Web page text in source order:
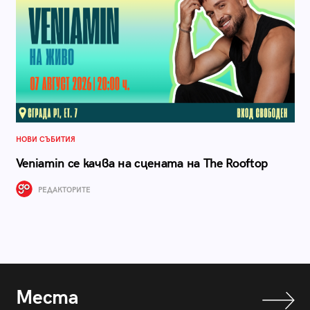
НОВИ СЪБИТИЯ
Veniamin се качва на сцената на The Rooftop
РЕДАКТОРИТЕ
Места